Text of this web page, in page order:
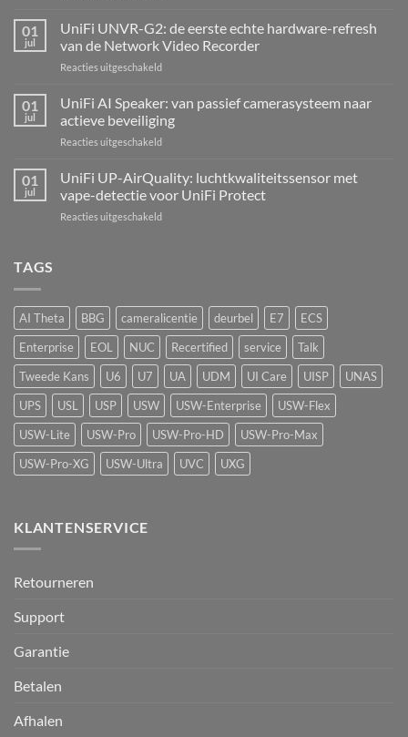
Alarm
Kit:
centrale
voor
inbraaksensoren
01
jul
UniFi UNVR-G2: de eerste echte hardware-refresh
van de Network Video Recorder
Reacties uitgeschakeldvoor
de
eerste
hardware-
refresh
de
01
jul
UniFi AI Speaker: van passief camerasysteem naar
actieve beveiliging
Reacties uitgeschakeldvoor
Speaker:
van
passief
01
jul
UniFi UP-AirQuality: luchtkwaliteitssensor met
vape-detectie voor UniFi Protect
Reacties uitgeschakeldvoor
vape-
detectie
voor
UniFi
Protect
TAGS
AI Theta BBG cameralicentie deurbel E7
ECS
Enterprise
EOL NUC Recertified service
Talk
Tweede Kans
U6 U7 UA UDM UI Care UISP
UNAS
UPS
USL USP USW USW-Enterprise
USW-Flex
USW-Lite
USW-Pro USW-Pro-HD
USW-Pro-Max
USW-Pro-XG
USW-Ultra UVC UXG
KLANTENSERVICE
Retourneren
Support
Garantie
Betalen
Afhalen